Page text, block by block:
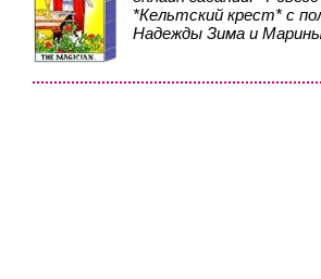
*Кельтский крест* с
Надежды Зима и